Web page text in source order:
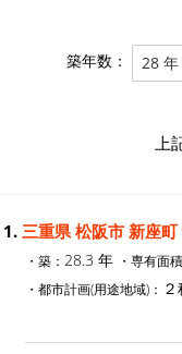
築年数： 28 年
上
1. 三重県 松阪市 新座町
・築： 28.3 年 ・専有面
・都市計画(用途地域)：